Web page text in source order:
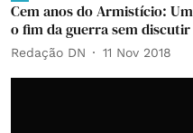
Cem anos do Armistício:
o fim da guerra sem discutir
Redação DN 11 Nov 2018